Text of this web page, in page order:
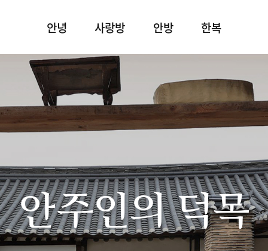
안녕 사랑방 안방 한복
안주인의 덕목